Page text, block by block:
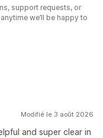
support requests, or
we’ll be happy to
Modifié le 3 août 2026
and super clear in